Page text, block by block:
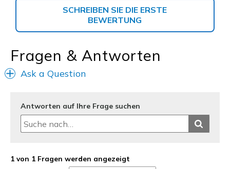
SCHREIBEN SIE DIE ERSTE
BEWERTUNG
Fragen & Antworten
Ask a Question
Antworten auf Ihre Frage suchen
1 von 1 Fragen werden angezeigt